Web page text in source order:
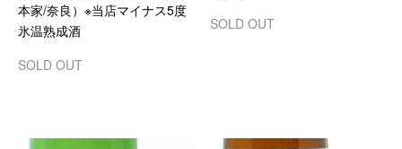
本家/奈良）※当店マイナス5度
氷温熟成酒
SOLD OUT
SOLD OUT